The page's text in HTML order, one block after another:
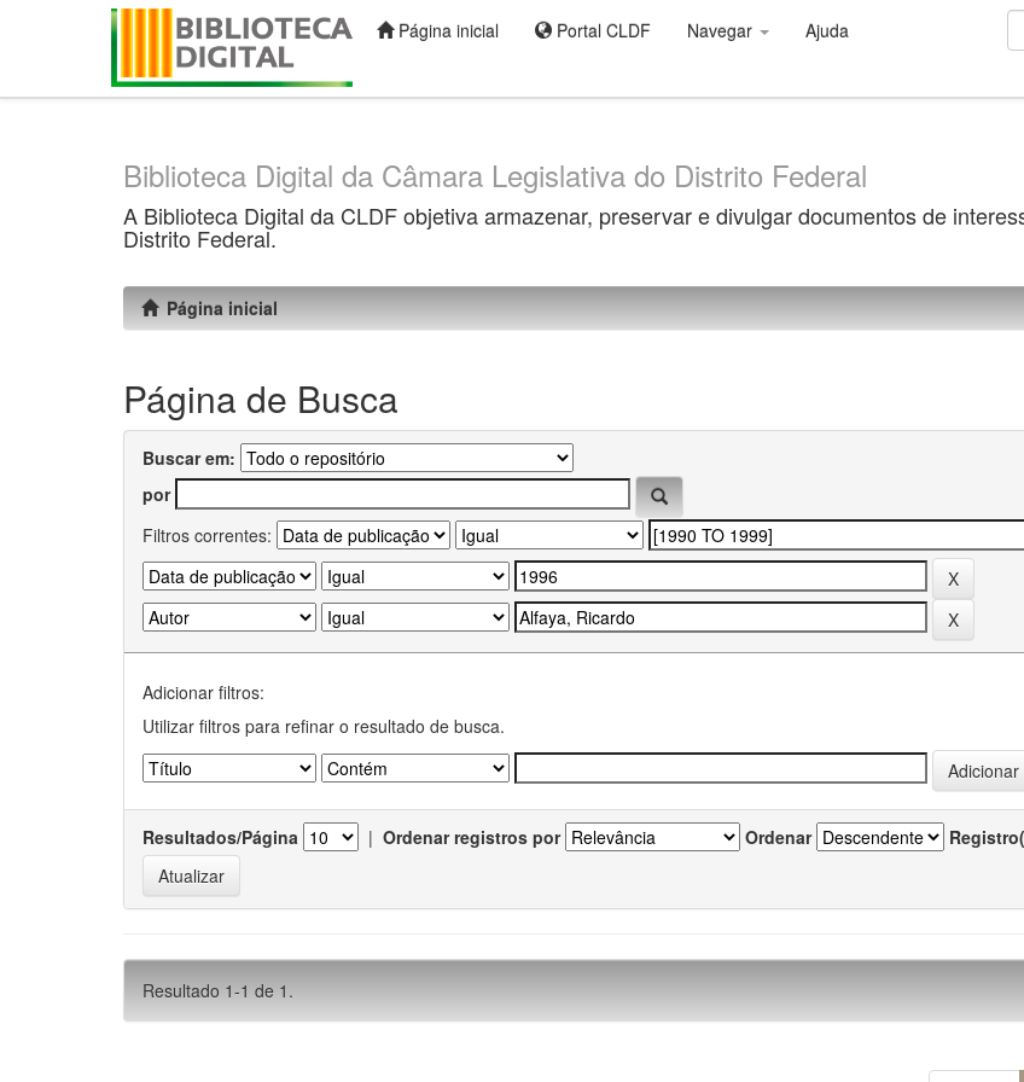
Página inicial Portal CLDF Navegar Ajuda
Biblioteca Digital da Câmara Legislativa do Distrito Federal
A Biblioteca Digital da CLDF objetiva armazenar, preservar e divulgar documentos de
Distrito Federal.
Página inicial
Página de Busca
Buscar em:
por
Filtros correntes:
Adicionar filtros:
Utilizar filtros para refinar o resultado de busca.
Resultados/Página | Ordenar registros por Ordenar
Resultado 1-1 de 1.